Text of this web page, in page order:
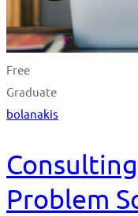
Free
Graduate
bolanakis
Problem